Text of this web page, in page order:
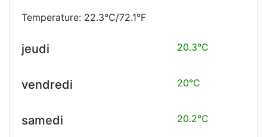
Temperature: 22.3°C/72.1°F
jeudi 20.3°C
vendredi 20°C
samedi 20.2°C